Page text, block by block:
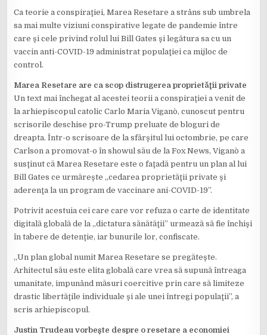
Ca teorie a conspiraţiei, Marea Resetare a strâns sub umbrela
sa mai multe viziuni conspirative legate de pandemie între
care şi cele privind rolul lui Bill Gates şi legătura sa cu un
vaccin anti-COVID-19 administrat populaţiei ca mijloc de
control.
Marea Resetare are ca scop distrugerea proprietăţii private
Un text mai închegat al acestei teorii a conspiraţiei a venit de
la arhiepiscopul catolic Carlo Maria Viganò, cunoscut pentru
scrisorile deschise pro-Trump preluate de bloguri de
dreapta. Într-o scrisoare de la sfârşitul lui octombrie, pe care
Carlson a promovat-o în showul său de la Fox News, Viganò a
susţinut că Marea Resetare este o faţadă pentru un plan al lui
Bill Gates ce urmăreşte „cedarea proprietăţii private şi
aderenţa la un program de vaccinare ani-COVID-19”.
Potrivit acestuia cei care care vor refuza o carte de identitate
digitală globală de la „dictatura sănătăţii” urmează să fie închişi
în tabere de detenţie, iar bunurile lor, confiscate.
„Un plan global numit Marea Resetare se pregăteşte.
Arhitectul său este elita globală care vrea să supună întreaga
umanitate, impunând măsuri coercitive prin care să limiteze
drastic libertăţile individuale şi ale unei întregi populaţii”, a
scris arhiepiscopul.
Justin Trudeau vorbeşte despre o resetare a economiei